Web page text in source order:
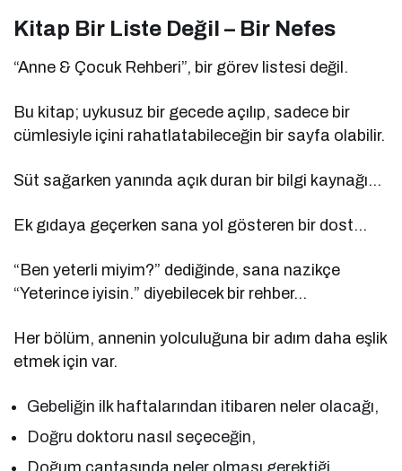
Kitap Bir Liste Değil – Bir Nefes
“Anne & Çocuk Rehberi”, bir görev listesi değil.
Bu kitap; uykusuz bir gecede açılıp, sadece bir
cümlesiyle içini rahatlatabileceğin bir sayfa olabilir.
Süt sağarken yanında açık duran bir bilgi kaynağı…
Ek gıdaya geçerken sana yol gösteren bir dost…
“Ben yeterli miyim?” dediğinde, sana nazikçe
“Yeterince iyisin.” diyebilecek bir rehber…
Her bölüm, annenin yolculuğuna bir adım daha eşlik
etmek için var.
Gebeliğin ilk haftalarından itibaren neler olacağı,
Doğru doktoru nasıl seçeceğin,